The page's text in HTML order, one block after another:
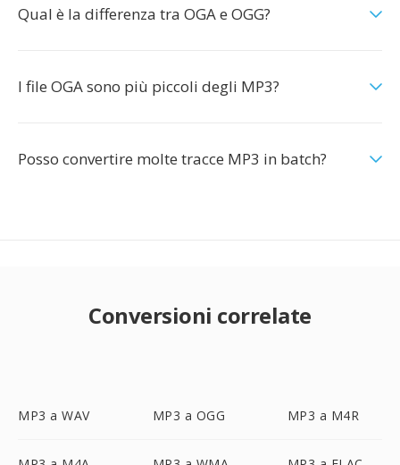
Qual è la differenza tra OGA e OGG?
I file OGA sono più piccoli degli MP3?
Posso convertire molte tracce MP3 in batch?
Conversioni correlate
MP3 a WAV MP3 a OGG MP3 a M4R